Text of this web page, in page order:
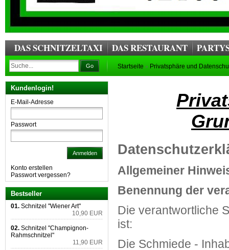
DAS SCHNITZELTAXI DAS RESTAURANT
Go Startseite » Privatsphäre und
Allgemeiner
Benennung der
Die verantwortliche
ist:
Die Schmiede -
Kundenlogin!
E-Mail-Adresse
Passwort
Anmelden
Konto erstellen
Passwort vergessen?
Bestseller
01. Schnitzel "Wiener Art"
10,90 EUR
02. Schnitzel "Champignon-
Rahmschnitzel"
11,90 EUR